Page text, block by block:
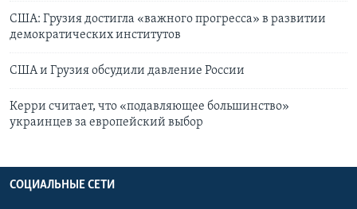
США: Грузия достигла «важного прогресса» в развитии
демократических институтов
США и Грузия обсудили давление России
Керри считает, что «подавляющее большинство»
украинцев за европейский выбор
СОЦИАЛЬНЫЕ СЕТИ